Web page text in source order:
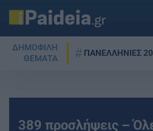
ΔΗΜΟΦΙΛΗ
ΘΕΜΑΤΑ
ΠΑΝΕΛΛΗΝΙΕΣ
389 προσλήψεις –